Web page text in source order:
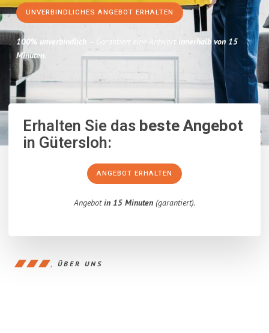
UNVERBINDLICHES ANGEBOT ERHALTEN
100% unverbindlich – Garantiert eine Antwort innerhalb von 15
Minuten.
Erhalten Sie dasbeste Angebot
in Gütersloh:
ANGEBOT ERHALTEN
Angebotin 15 Minuten(garantiert).
ÜBER UNS